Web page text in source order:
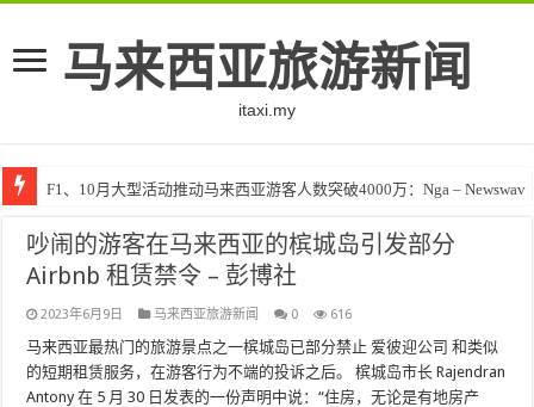
马来西亚旅游新闻
itaxi.my
F1、10月大型活动推动马来西亚游客人数突破4000万：Nga – Newswav
吵闹的游客在马来西亚的槟城岛引发部分
Airbnb 租赁禁令 – 彭博社
2023年6月9日 马来西亚旅游新闻 0 616
马来西亚最热门的旅游景点之一槟城岛已部分禁止 爱彼迎公司 和类似
的短期租赁服务，在游客行为不端的投诉之后。 槟城岛市长 Rajendran
Antony 在 5 月 30 日发表的一份声明中说：“住房，无论是有地房产